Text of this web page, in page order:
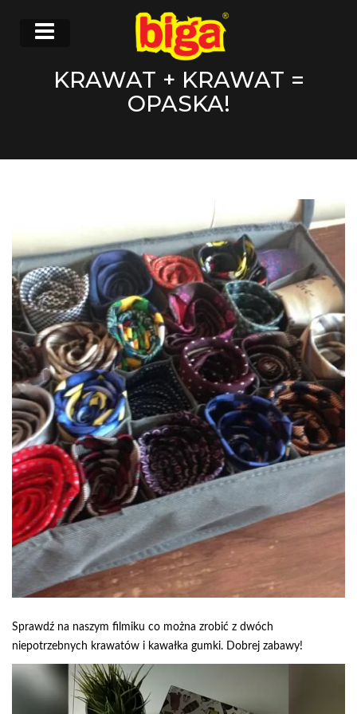
KRAWAT + KRAWAT =
OPASKA!
Sprawdź na naszym filmiku co można zrobić z dwóch
niepotrzebnych krawatów i kawałka gumki. Dobrej zabawy!
Odtwarzacz
video